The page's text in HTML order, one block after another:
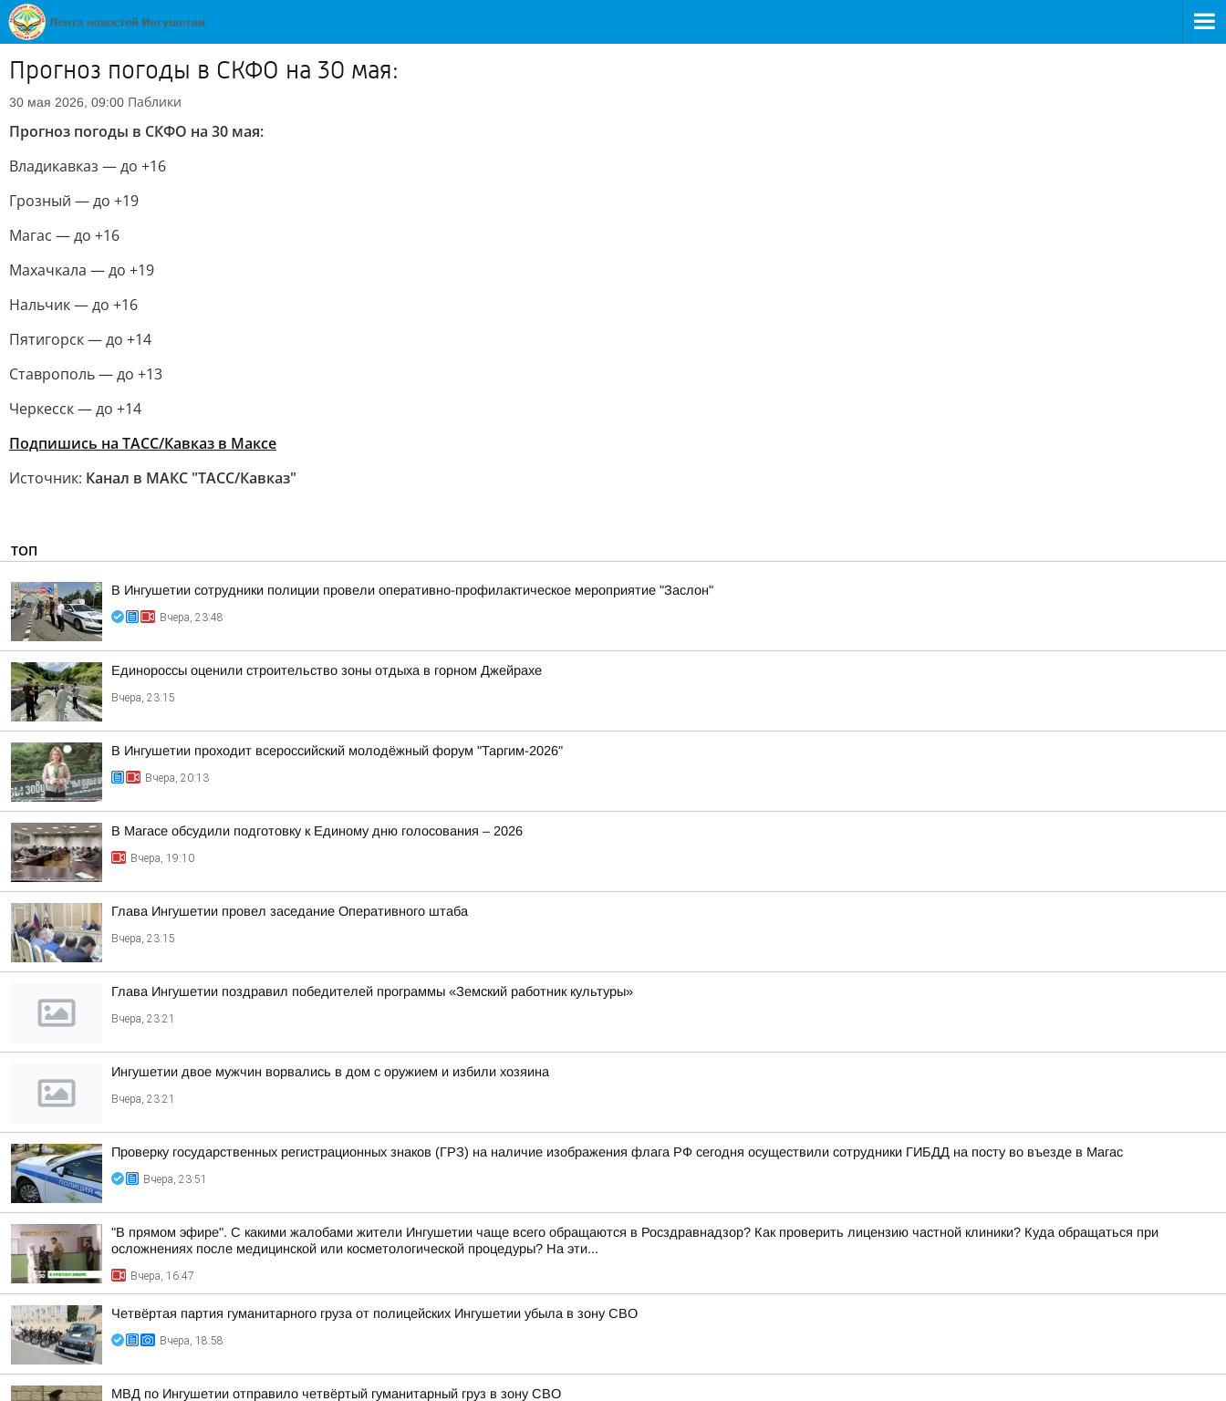
Прогноз погоды в СКФО на 30 мая:
30 мая 2026, 09:00 Паблики
Прогноз погоды в СКФО на 30 мая:
Владикавказ — до +16
Грозный — до +19
Магас — до +16
Махачкала — до +19
Нальчик — до +16
Пятигорск — до +14
Ставрополь — до +13
Черкесск — до +14
Подпишись на ТАСС/Кавказ в Максе
Источник: Канал в МАКС "ТАСС/Кавказ"
ТОП
В Ингушетии сотрудники полиции провели оперативно-профилактическое мероприятие "Заслон"
Вчера, 23:48
Единороссы оценили строительство зоны отдыха в горном Джейрахе
Вчера, 23:15
В Ингушетии проходит всероссийский молодёжный форум "Таргим-2026"
Вчера, 20:13
В Магасе обсудили подготовку к Единому дню голосования – 2026
Вчера, 19:10
Глава Ингушетии провел заседание Оперативного штаба
Вчера, 23:15
Глава Ингушетии поздравил победителей программы «Земский работник культуры»
Вчера, 23:21
Ингушетии двое мужчин ворвались в дом с оружием и избили хозяина
Вчера, 23:21
Проверку государственных регистрационных знаков (ГРЗ) на наличие изображения флага РФ сегодня осуществили сотрудники ГИБДД на посту во въезде в Магас
Вчера, 23:51
"В прямом эфире". С какими жалобами жители Ингушетии чаще всего обращаются в Росздравнадзор? Как проверить лицензию частной клиники? Куда обращаться при
осложнениях после медицинской или косметологической процедуры? На эти...
Вчера, 16:47
Четвёртая партия гуманитарного груза от полицейских Ингушетии убыла в зону СВО
Вчера, 18:58
МВД по Ингушетии отправило четвёртый гуманитарный груз в зону СВО